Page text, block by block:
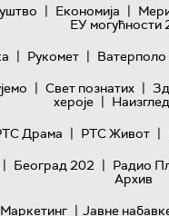
| Економија |
ЕУ могућности
| Рукомет | Ватерполо
| Свет познатих |
хероје |
Драма | РТС Живот |
| Београд 202 | Радио
Архив
Маркетинг | Јавне